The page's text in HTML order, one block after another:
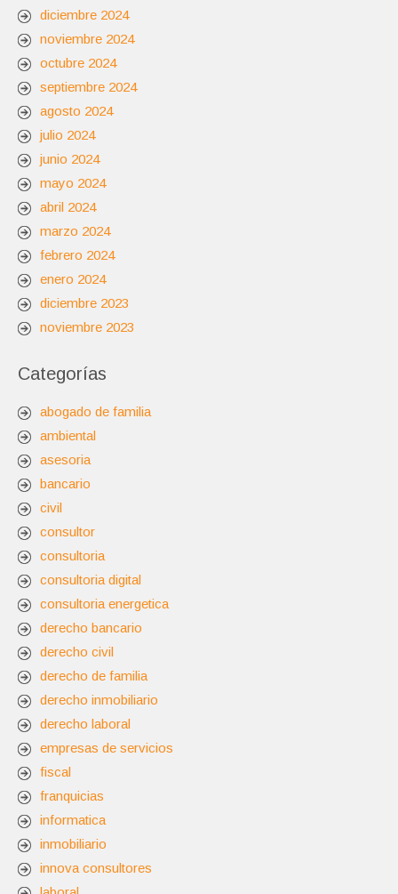
diciembre 2024
noviembre 2024
octubre 2024
septiembre 2024
agosto 2024
julio 2024
junio 2024
mayo 2024
abril 2024
marzo 2024
febrero 2024
enero 2024
diciembre 2023
noviembre 2023
Categorías
abogado de familia
ambiental
asesoria
bancario
civil
consultor
consultoria
consultoria digital
consultoria energetica
derecho bancario
derecho civil
derecho de familia
derecho inmobiliario
derecho laboral
empresas de servicios
fiscal
franquicias
informatica
inmobiliario
innova consultores